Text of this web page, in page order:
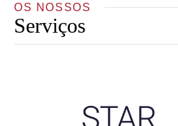
OS NOSSOS
Serviços